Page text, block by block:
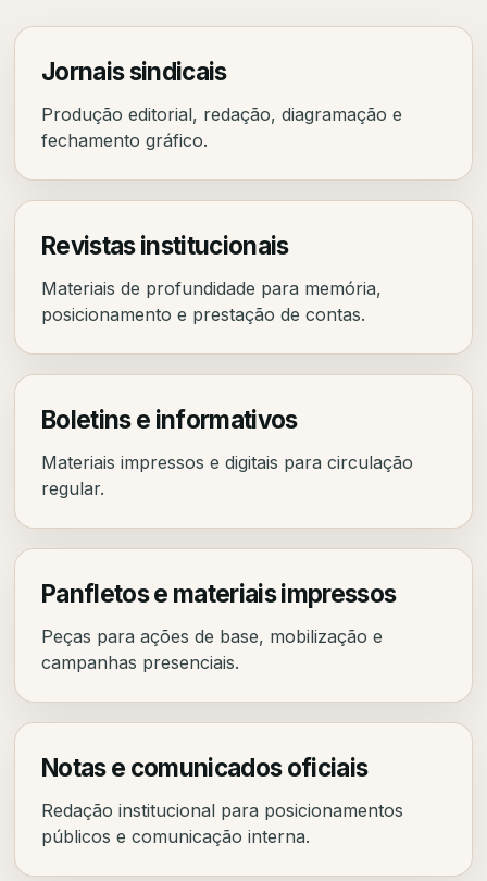
Jornais sindicais
Produção editorial, redação, diagramação e
fechamento gráfico.
Revistas institucionais
Materiais de profundidade para memória,
posicionamento e prestação de contas.
Boletins e informativos
Materiais impressos e digitais para circulação
regular.
Panfletos e materiais impressos
Peças para ações de base, mobilização e
campanhas presenciais.
Notas e comunicados oficiais
Redação institucional para posicionamentos
públicos e comunicação interna.